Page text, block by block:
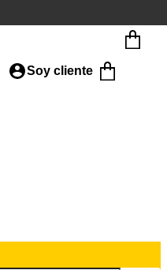
Soy cliente